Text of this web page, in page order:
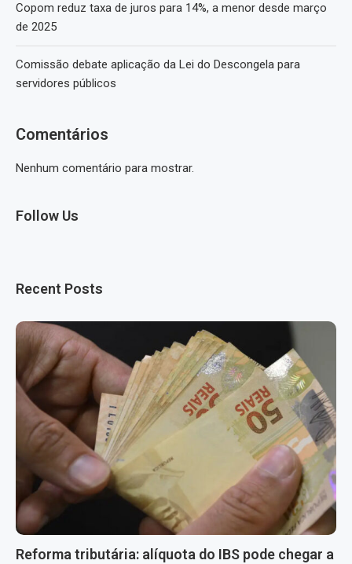
Copom reduz taxa de juros para 14%, a menor desde março
de 2025
Comissão debate aplicação da Lei do Descongela para
servidores públicos
Comentários
Nenhum comentário para mostrar.
Follow Us
Recent Posts
Reforma tributária: alíquota do IBS pode chegar a